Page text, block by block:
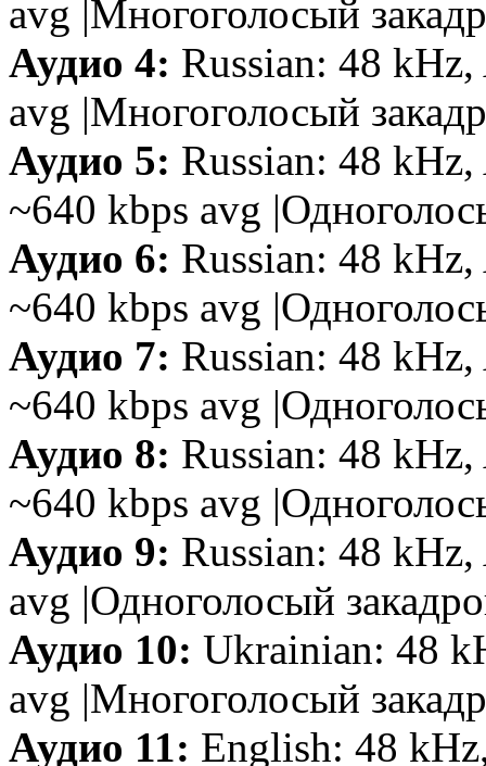
avg |Многоголосый
Аудио 4: Russian: 48
avg |Многоголосый
Аудио 5: Russian: 48
~640 kbps avg
Аудио 6: Russian: 48
~640 kbps avg
Аудио 7: Russian: 48
~640 kbps avg
Аудио 8: Russian: 48
~640 kbps avg
Аудио 9: Russian: 48
avg |Одноголосый
Аудио 10: Ukrainian: 48
avg |Многоголосый
Аудио 11: English: 48